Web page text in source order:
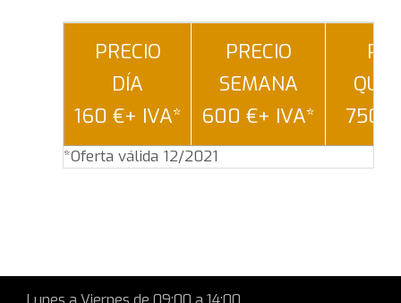
PRECIO
DÍA
160 €+ IVA*
PRECIO
SEMANA
600 €+ IVA*
750
*Oferta válida 12/2021